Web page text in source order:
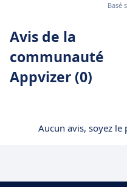
Basé
Avis de la
communauté
Appvizer (0)
Aucun avis, soyez